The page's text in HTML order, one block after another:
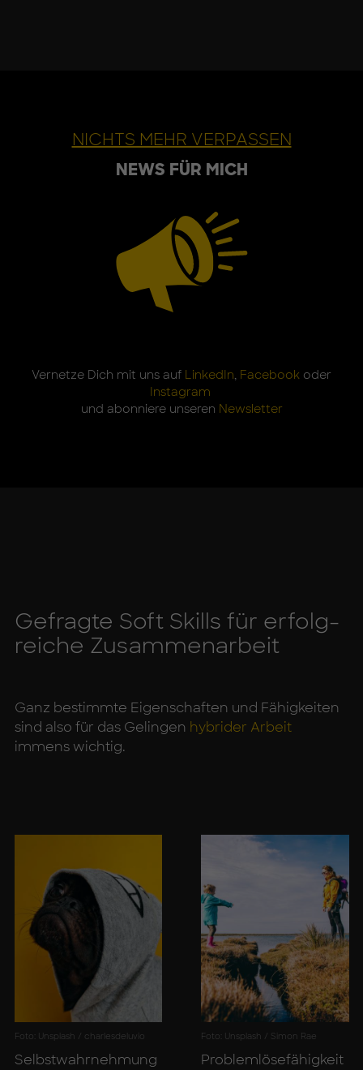
NICHTS MEHR VERPASSEN
NEWS FÜR MICH
Vernetze Dich mit uns auf LinkedIn, Facebook oder
Instagram
und abonniere unseren Newsletter
Ge­frag­te Soft Skills für er­folg­
rei­che Zu­sam­men­ar­beit
Ganz bestimmte Eigenschaften und Fähigkeiten
sind also für das Gelingen hybrider Arbeit
immens wichtig.
Foto: Unsplash / charlesdeluvio
Selbst­wahr­neh­mung
Foto: Unsplash / Simon Rae
Pro­blem­lö­se­fä­hig­keit